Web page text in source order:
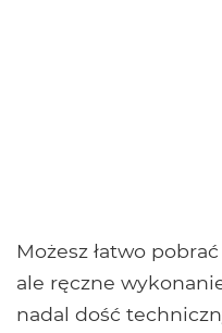
Możesz łatwo
ale ręczne
nadal dość